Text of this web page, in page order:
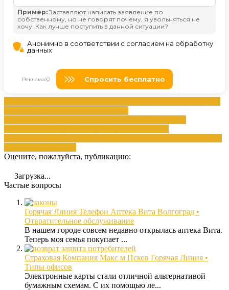
Оцените, пожалуйста, публикацию:
Загрузка...
Частые вопросы
Горячая Линия Телефон Аптека Вита Волгоград •
Отвратительное обслуживание
В нашем городе совсем недавно открылась аптека Вита.
Теперь моя семья покупает ...
Страховая Компания Макс м Псков Горячая Линия •
Типы офисов
Электронные карты стали отличной альтернативой
бумажным схемам. С их помощью ле...